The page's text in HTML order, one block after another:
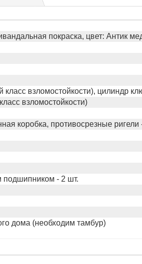
покраска, цвет: Антик
взломостойкости), цилиндр
взломостойкости)
коробка, противосрезные
подшипником - 2 шт.
дома (необходим тамбур)